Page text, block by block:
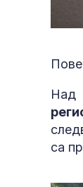
Над
са